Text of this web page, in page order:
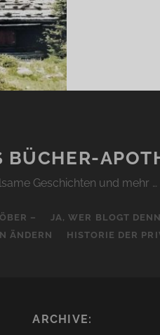
BÜCHER-
Geschichten und mehr …
– JA, WER BLOGT
ÄNDERN HISTORIE DER
ARCHIVE: